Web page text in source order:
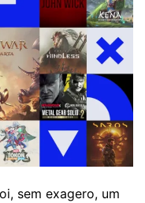
sem exagero, um